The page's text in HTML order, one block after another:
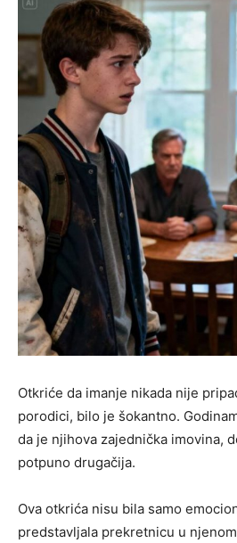
Otkriće da imanje nikada nije
porodici, bilo je šokantno.
da je njihova zajednička imovina,
potpuno drugačija.
Ova otkrića nisu bila samo
predstavljala prekretnicu u